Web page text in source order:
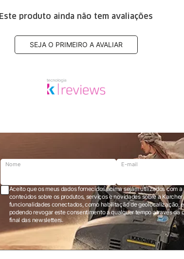
Este produto ainda não tem avaliações
SEJA O PRIMEIRO A AVALIAR
Nome E-mail
Aceito que os meus dados fornecidos acima sejam utilizados com
conteúdos sobre os produtos, serviços e novidades sobre a Karcher Brasil via e-mail marketing e registro de
funcionalidades conectados, como habilitação de geolocalização,
podendo revogar este consentimento a qualquer tempo através da opção “cancelar inscrição” localizada ao
final das newsletters.